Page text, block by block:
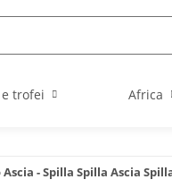
trofei Africa
- Spilla Spilla Ascia